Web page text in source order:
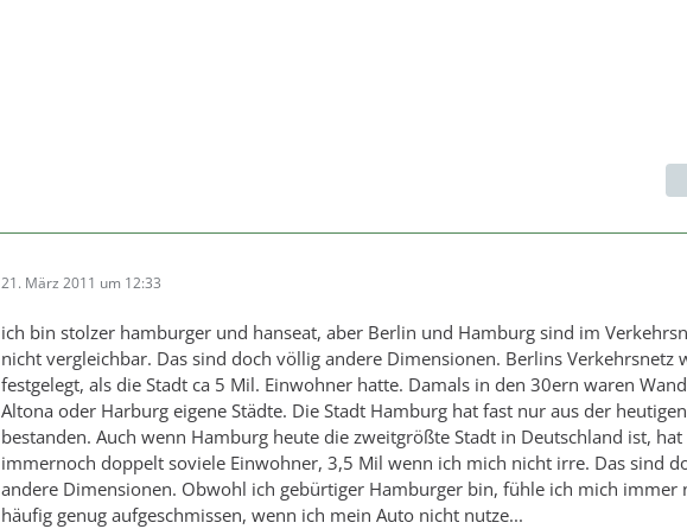
21. März 2011 um 12:33
ich bin stolzer hamburger und hanseat, aber Berlin und Hamburg sind im
nicht vergleichbar. Das sind doch völlig andere Dimensionen. Berlins Verkehrsnetz
festgelegt, als die Stadt ca 5 Mil. Einwohner hatte. Damals in den 30ern waren
Altona oder Harburg eigene Städte. Die Stadt Hamburg hat fast nur aus der
bestanden. Auch wenn Hamburg heute die zweitgrößte Stadt in Deutschland ist,
immernoch doppelt soviele Einwohner, 3,5 Mil wenn ich mich nicht irre. Das sind
andere Dimensionen. Obwohl ich gebürtiger Hamburger bin, fühle ich mich immer
häufig genug aufgeschmissen, wenn ich mein Auto nicht nutze...